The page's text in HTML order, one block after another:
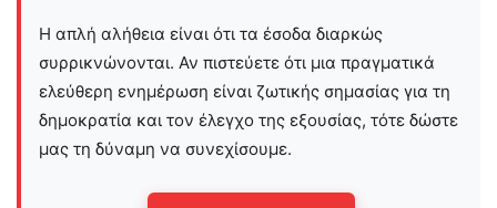
Η απλή αλήθεια είναι ότι τα έσοδα διαρκώς
συρρικνώνονται. Αν πιστεύετε ότι μια πραγματικά
ελεύθερη ενημέρωση είναι ζωτικής σημασίας για τη
δημοκρατία και τον έλεγχο της εξουσίας, τότε δώστε
μας τη δύναμη να συνεχίσουμε.